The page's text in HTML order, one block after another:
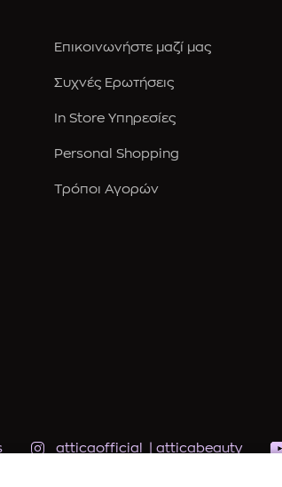
Επικοινωνήστε μαζί μας
Συχνές Ερωτήσεις
In Store Υπηρεσίες
Personal Shopping
Τρόποι Αγορών
atticaofficial atticabeauty